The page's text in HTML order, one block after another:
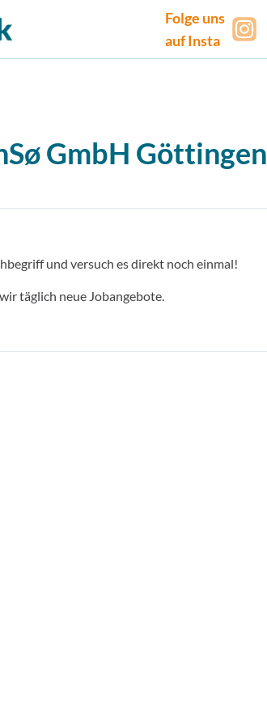
Folge uns
auf Insta
GmbH Göttingen
und versuch es direkt noch einmal!
täglich neue Jobangebote.